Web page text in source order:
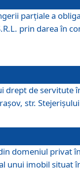
parţiale a
prin darea în
drept de servitute
str.
domeniul privat
unui imobil situat